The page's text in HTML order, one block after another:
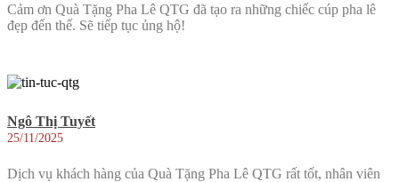
Cảm ơn Quà Tặng Pha Lê QTG đã tạo ra những chiếc cúp pha lê
đẹp đến thế. Sẽ tiếp tục ủng hộ!
Ngô Thị Tuyết
25/11/2025
Dịch vụ khách hàng của Quà Tặng Pha Lê QTG rất tốt, nhân viên